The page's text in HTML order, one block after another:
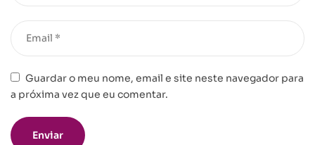
Guardar o meu nome, email e site neste navegador para
a próxima vez que eu comentar.